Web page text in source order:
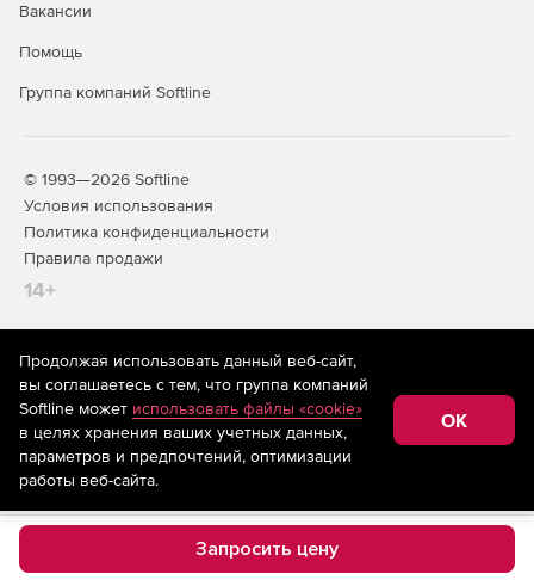
Запросить цену
Вакансии
Помощь
Группа компаний Softline
© 1993—2026 Softline
Условия использования
Политика конфиденциальности
Правила продажи
14+
На информационном ресурсе store.softline.ru применяются
рекомендательные технологии(информационные технологии
предоставления информации на основе сбора,
систематизации и анализа сведений, относящихся к
предпочтениям пользователей сети «Интернет»,
находящихся на территории Российской Федерации)
Продолжая использовать данный веб-сайт,
вы соглашаетесь с тем, что группа компаний
Softline может использовать файлы «cookie»
в целях хранения ваших учетных данных,
параметров и предпочтений, оптимизации
работы веб-сайта.
OK